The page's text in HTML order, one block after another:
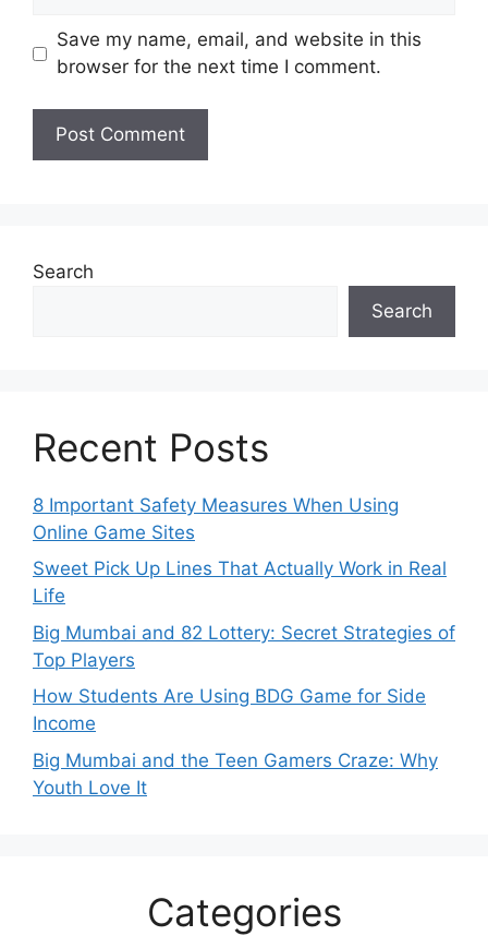
Save my name, email, and website in this
browser for the next time I comment.
Search
Search
Recent Posts
8 Important Safety Measures When Using
Online Game Sites
Sweet Pick Up Lines That Actually Work in Real
Life
Big Mumbai and 82 Lottery: Secret Strategies of
Top Players
How Students Are Using BDG Game for Side
Income
Big Mumbai and the Teen Gamers Craze: Why
Youth Love It
Categories